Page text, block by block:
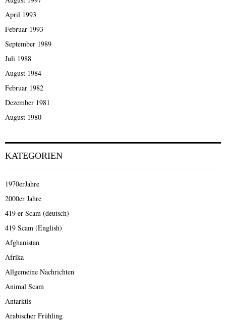
April 1993
Februar 1993
September 1989
Juli 1988
August 1984
Februar 1982
Dezember 1981
August 1980
KATEGORIEN
1970erJahre
2000er Jahre
419 er Scam (deutsch)
419 Scam (English)
Afghanistan
Afrika
Allgemeine Nachrichten
Animal Scam
Antarktis
Arabischer Frühling